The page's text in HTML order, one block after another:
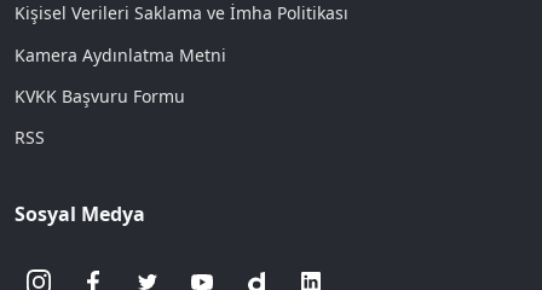
Kişisel Verileri Saklama ve İmha Politikası
Kamera Aydınlatma Metni
KVKK Başvuru Formu
RSS
Sosyal Medya